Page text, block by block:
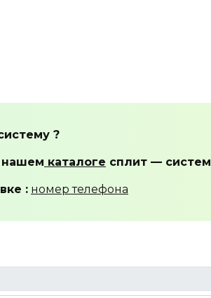
?
нашем каталоге сплит — систем
: номер телефона